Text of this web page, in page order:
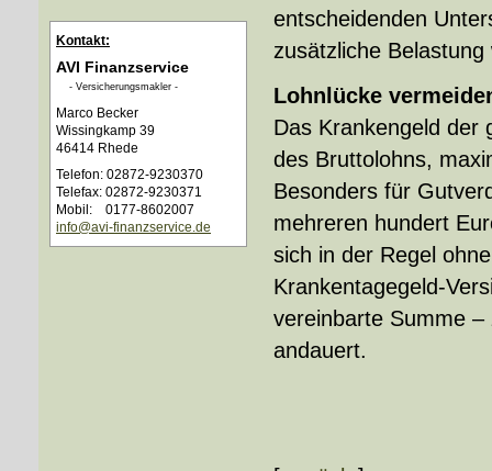
Kontakt:
AVI Finanzservice
- Ver­sicherungs­makler -
Marco Becker
Wissingkamp 39
46414 Rhede
Telefon: 02872-9230370
Telefax: 02872-9230371
Mobil: 0177-8602007
info@avi-finanzservice.de
entscheidenden
zusätzliche Belastung
Lohnlücke
Das Krankengeld der
des Bruttolohns,
Besonders für
mehreren hundert
sich in der Regel
Krankentagegeld-
vereinbarte Summe
andauert.